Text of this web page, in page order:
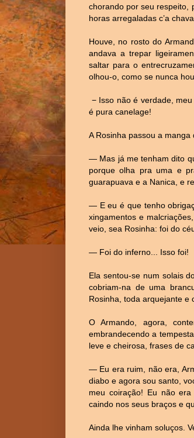
chorando por seu respeito,
horas arregaladas c’a
Houve, no rosto do
andava a trepar
saltar para o
olhou-o, como se nunca
− Isso não é verdade,
é pura canelage!
A Rosinha passou a
— Mas já me tenham dito
porque olha pra uma e
guarapuava e a Nanica, e
— E eu é que tenho
xingamentos e
veio, sea Rosinha: foi do
— Foi do inferno... Isso foi!
Ela sentou-se num solais
cobriam-na de uma
Rosinha, toda arquejante e
O Armando, agora,
embrandecendo a
leve e cheirosa, frases de
— Eu era ruim, não era,
diabo e agora sou santo,
meu coiração! Eu não
caindo nos seus braços e
Ainda lhe vinham soluços.